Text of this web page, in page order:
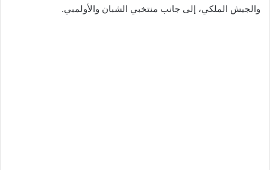
والجيش الملكي، إلى جانب منتخبي الشبان والأولمبي.